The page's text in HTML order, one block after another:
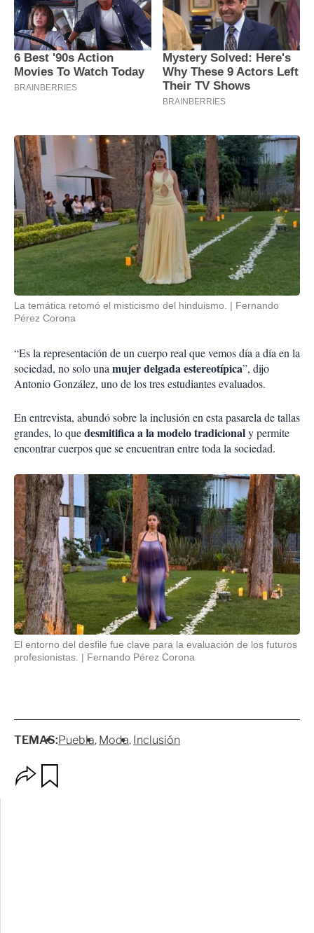
La temática retomó el misticismo del hinduismo.
Fernando
Pérez Corona
“Es la representación de un cuerpo real que vemos día a día en la
sociedad, no solo una mujer delgada estereotípica”, dijo
Antonio González, uno de los tres estudiantes evaluados.
En entrevista, abundó sobre la inclusión en esta pasarela de tallas
grandes, lo quedesmitifica a la modelo tradicionaly permite
encontrar cuerpos que se encuentran entre toda la sociedad.
El entorno del desfile fue clave para la evaluación de los futuros
profesionistas.
Fernando Pérez Corona
TEMAS:Puebla Moda Inclusión
p